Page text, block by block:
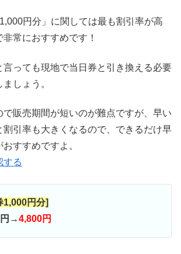
円分」に関しては最も割引率が高
常におすすめです！
言っても現地で当日券と引き換える必要
しょう。
で販売期間が短いのが難点ですが、早い
割引率も大きくなるので、できるだけ早
すすめですよ。
する
1,000円分]
→4,800円